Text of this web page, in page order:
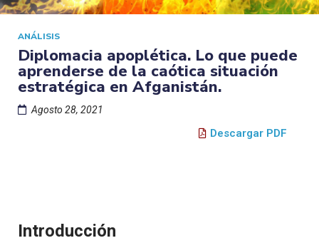
ANÁLISIS
Diplomacia apoplética. Lo que puede
aprenderse de la caótica situación
estratégica en Afganistán.
Agosto 28, 2021
Descargar PDF
Introducción